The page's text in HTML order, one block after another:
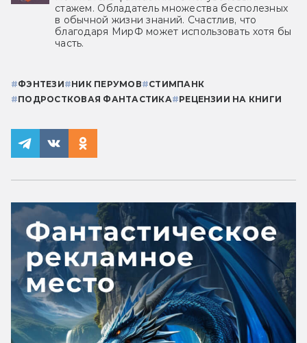
стажем. Обладатель множества бесполезных
в обычной жизни знаний. Счастлив, что
благодаря МирФ может использовать хотя бы
часть.
#ФЭНТЕЗИ#НИК ПЕРУМОВ#СТИМПАНК
#ПОДРОСТКОВАЯ ФАНТАСТИКА#РЕЦЕНЗИИ НА КНИГИ